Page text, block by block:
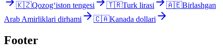
🇰🇿Qozog‘iston tengesi 🇹🇷Turk lirasi 🇦🇪Birlashgan
Arab Amirliklari dirhami
🇨🇦Kanada dollari
Footer